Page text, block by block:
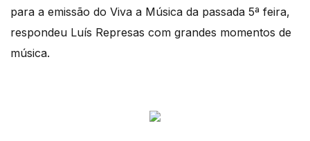
para a emissão do Viva a Música da passada 5ª feira,
respondeu Luís Represas com grandes momentos de
música.